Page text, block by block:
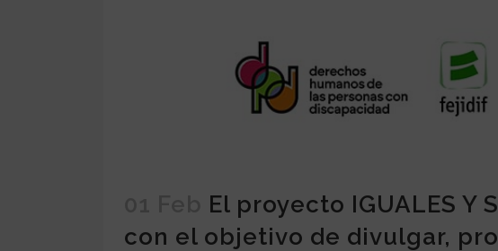
El proyecto IGUALES Y
con el objetivo de divulgar,